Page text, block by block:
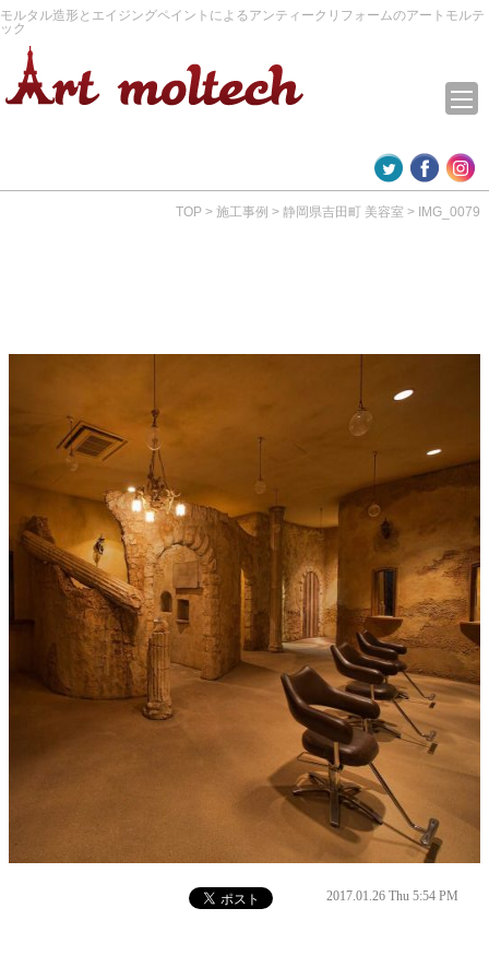
モルタル造形とエイジングペイントによるアンティークリフォームのアートモルテ
ック
TOP > 施工事例 > 静岡県吉田町 美容室 > IMG_0079
2017.01.26 Thu 5:54 PM